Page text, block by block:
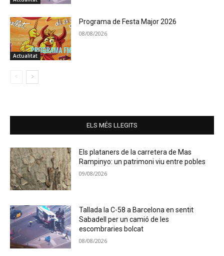
Actualitat
Programa de Festa Major 2026
08/08/2026
ELS MÉS LLEGITS
Els plataners de la carretera de Mas
Rampinyo: un patrimoni viu entre pobles
09/08/2026
Tallada la C-58 a Barcelona en sentit
Sabadell per un camió de les
escombraries bolcat
08/08/2026